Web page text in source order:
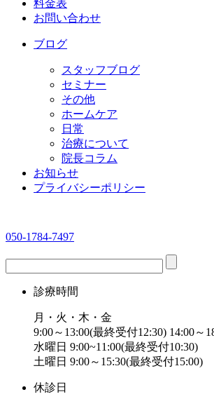
料金表
お問い合わせ
ブログ
スタッフブログ
セミナー
その他
ホームケア
日常
治療について
院長コラム
お知らせ
プライバシーポリシー
050-1784-7497
診療時間
月・火・木・金
9:00～13:00(最終受付12:30) 14:00～
水曜日 9:00~11:00(最終受付10:30)
土曜日 9:00～15:30(最終受付15:00)
休診日